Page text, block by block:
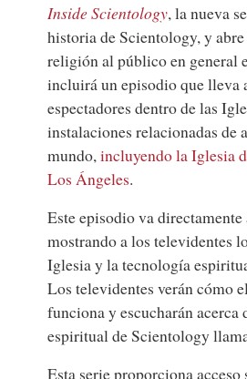
Inside Scientology, la nueva
historia de Scientology, y
religión al público en general
incluirá un episodio que lleva
espectadores dentro de las
instalaciones relacionadas de
mundo,incluyendo la Iglesia
Los Ángeles.
Este episodio va
mostrando a los televidentes
Iglesia y la tecnología
Los televidentes verán cómo
funciona y escucharán acerca
espiritual de Scientology
Esta serie proporciona